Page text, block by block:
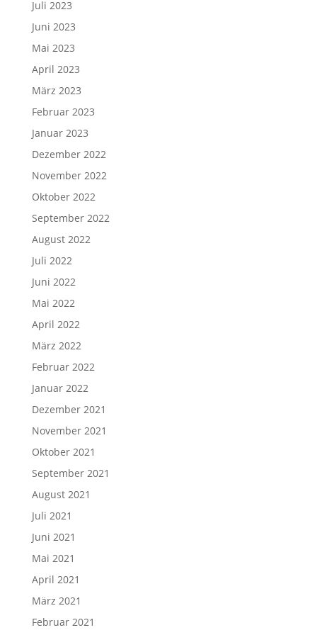
Juli 2023
Juni 2023
Mai 2023
April 2023
März 2023
Februar 2023
Januar 2023
Dezember 2022
November 2022
Oktober 2022
September 2022
August 2022
Juli 2022
Juni 2022
Mai 2022
April 2022
März 2022
Februar 2022
Januar 2022
Dezember 2021
November 2021
Oktober 2021
September 2021
August 2021
Juli 2021
Juni 2021
Mai 2021
April 2021
März 2021
Februar 2021